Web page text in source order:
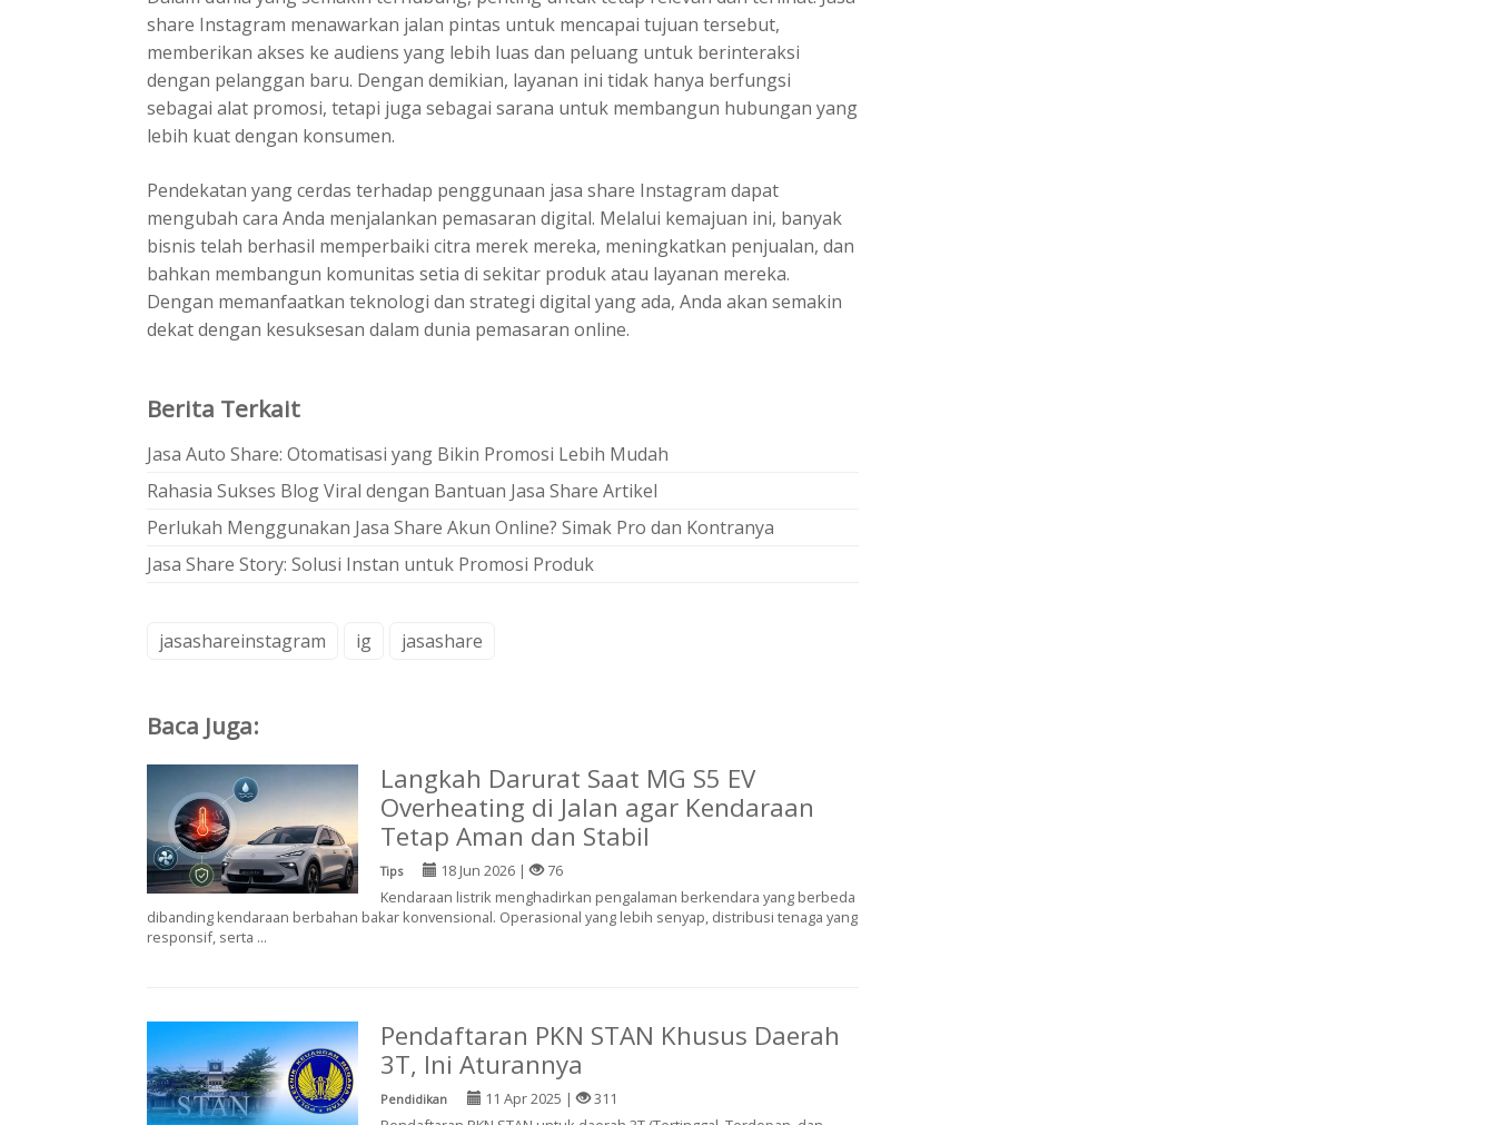
share Instagram menawarkan jalan pintas untuk mencapai tujuan tersebut,
memberikan akses ke audiens yang lebih luas dan peluang untuk berinteraksi
dengan pelanggan baru. Dengan demikian, layanan ini tidak hanya berfungsi
sebagai alat promosi, tetapi juga sebagai sarana untuk membangun hubungan yang
lebih kuat dengan konsumen.
Pendekatan yang cerdas terhadap penggunaan jasa share Instagram dapat
mengubah cara Anda menjalankan pemasaran digital. Melalui kemajuan ini, banyak
bisnis telah berhasil memperbaiki citra merek mereka, meningkatkan penjualan, dan
bahkan membangun komunitas setia di sekitar produk atau layanan mereka.
Dengan memanfaatkan teknologi dan strategi digital yang ada, Anda akan semakin
dekat dengan kesuksesan dalam dunia pemasaran online.
Berita Terkait
Jasa Auto Share: Otomatisasi yang Bikin Promosi Lebih Mudah
Rahasia Sukses Blog Viral dengan Bantuan Jasa Share Artikel
Perlukah Menggunakan Jasa Share Akun Online? Simak Pro dan Kontranya
Jasa Share Story: Solusi Instan untuk Promosi Produk
jasashareinstagram ig jasashare
Baca Juga:
Langkah Darurat Saat MG S5 EV
Overheating di Jalan agar Kendaraan
Tetap Aman dan Stabil
Tips 18 Jun 2026 |
76
Kendaraan listrik menghadirkan pengalaman berkendara yang berbeda
dibanding kendaraan berbahan bakar konvensional. Operasional yang lebih senyap, distribusi tenaga yang
responsif, serta ...
Pendaftaran PKN STAN Khusus Daerah
3T, Ini Aturannya
Pendidikan 11 Apr 2025 |
311